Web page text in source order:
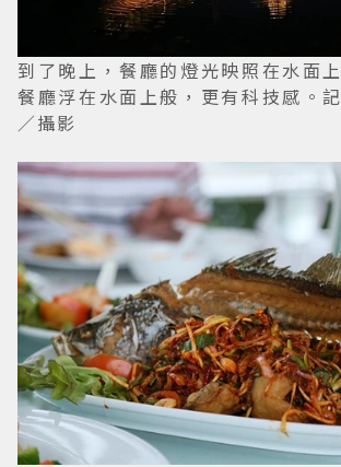
到了晚上，餐廳的燈光映照在水面
餐廳浮在水面上般，更有科技感。
／攝影